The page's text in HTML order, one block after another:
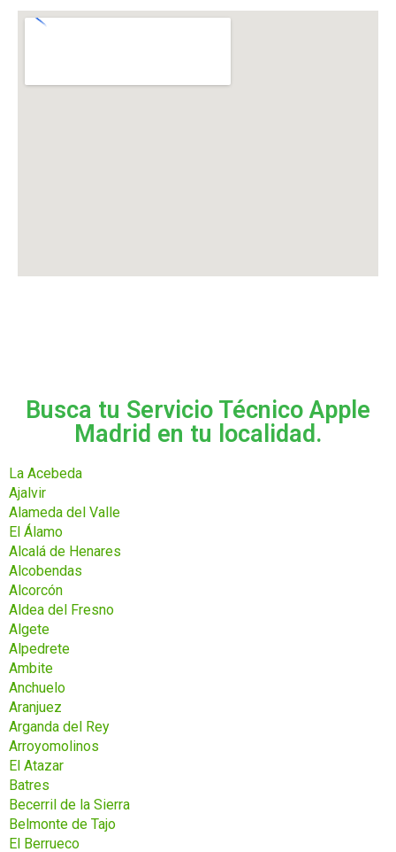
Busca tu Servicio Técnico Apple
Madrid en tu localidad.
La Acebeda
Ajalvir
Alameda del Valle
El Álamo
Alcalá de Henares
Alcobendas
Alcorcón
Aldea del Fresno
Algete
Alpedrete
Ambite
Anchuelo
Aranjuez
Arganda del Rey
Arroyomolinos
El Atazar
Batres
Becerril de la Sierra
Belmonte de Tajo
El Berrueco